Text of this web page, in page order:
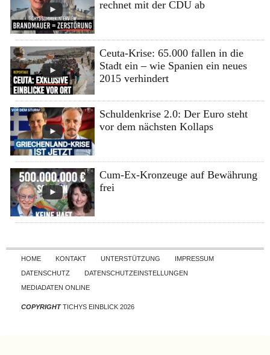
rechnet mit der CDU ab
Ceuta-Krise: 65.000 fallen in die
Stadt ein – wie Spanien ein neues
2015 verhindert
Schuldenkrise 2.0: Der Euro steht
vor dem nächsten Kollaps
Cum-Ex-Kronzeuge auf Bewährung
frei
Skip to content
HOME KONTAKT UNTERSTÜTZUNG
IMPRESSUM
DATENSCHUTZ
DATENSCHUTZEINSTELLUNGEN
MEDIADATEN ONLINE
COPYRIGHTTICHYS EINBLICK 2026